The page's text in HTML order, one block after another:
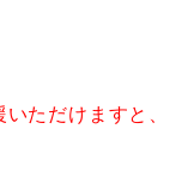
ただけますと、